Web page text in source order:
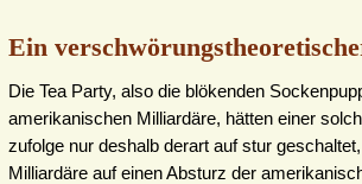
Ein
Die Tea Party, also die blökenden
amerikanischen Milliardäre, hätten einer
zufolge nur deshalb derart auf stur
Milliardäre auf einen Absturz der